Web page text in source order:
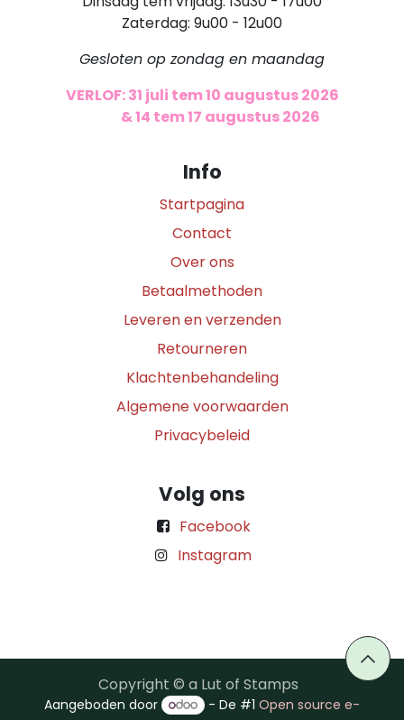
Zaterdag: 9u00 - 12u00
Gesloten op zondag en maandag
VERLOF: 31 juli tem 10 augustus 2026
& 14 tem 17 augustus 2026
Info
Startpagina
Contact
Over ons
Betaalmethoden
Leveren en verzenden
Retourneren
Klachtenbehandeling
Algemene voorwaarden
Privacybeleid
Volg ons
Facebook
Instagram
Copyright © a Lut of Stamps
Aangeboden door - De #1Open source e-